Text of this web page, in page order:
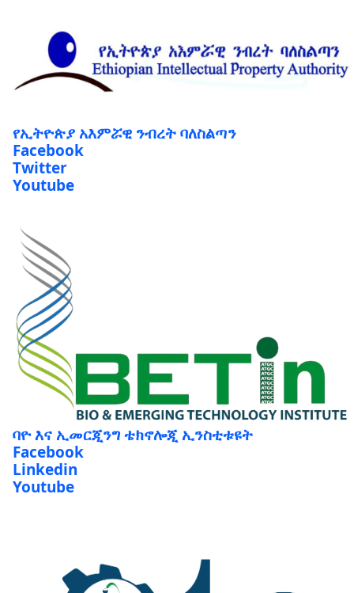
የኢትዮጵያ አእምሯዊ ንብረት ባለስልጣን
Facebook
Twitter
Youtube
ባዮ እና ኢመርጂንግ ቴክኖሎጂ ኢንስቲቱዩት
Facebook
Linkedin
Youtube